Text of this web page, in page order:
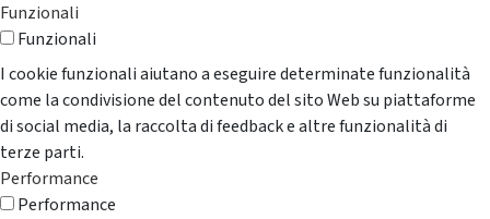
Funzionali
Funzionali
I cookie funzionali aiutano a eseguire determinate funzionalità
come la condivisione del contenuto del sito Web su piattaforme
di social media, la raccolta di feedback e altre funzionalità di
terze parti.
Performance
Performance